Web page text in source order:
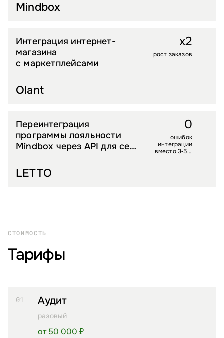
Mindbox
ДЕТСКИЕ ТОВАРЫ
Olant
Интеграция интернет-
магазина
с маркетплейсами
x2
рост заказов
DIY И СТРОЙТОВАРЫ
LETTO
Переинтеграция
программы лояльности
Mindbox через API для сети
0
ошибок
интеграции
вместо 3‑5 в
СТОИМОСТЬ
Тарифы
01 Аудит
разовый
от 50 000 ₽